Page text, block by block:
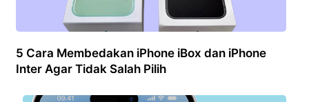
5 Cara Membedakan iPhone iBox dan iPhone
Inter Agar Tidak Salah Pilih